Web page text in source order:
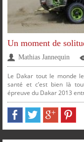
PLUS
Un moment de
Mathias Jannequin
Le Dakar tout le monde
santé et c’est bien là
épreuve du Dakar 2013